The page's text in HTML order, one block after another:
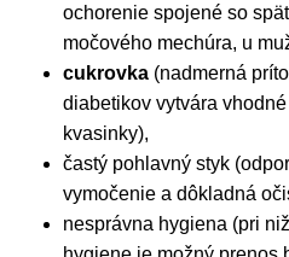
ochorenie spojené so
močového mechúra, u
cukrovka (nadmerná
diabetikov vytvára
kvasinky),
častý pohlavný styk
vymočenie a dôkladná
nesprávna hygiena (pri